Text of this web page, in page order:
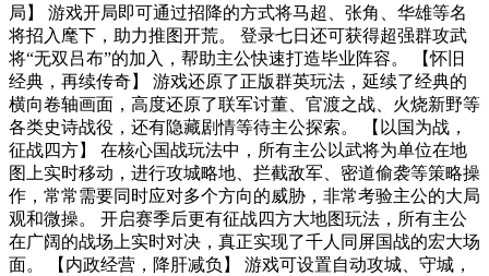
局】 游戏开局即可通过招降的方式将马超、张角、华雄等名
将招入麾下，助力推图开荒。 登录七日还可获得超强群攻武
将“无双吕布”的加入，帮助主公快速打造毕业阵容。 【怀旧
经典，再续传奇】 游戏还原了正版群英玩法，延续了经典的
横向卷轴画面，高度还原了联军讨董、官渡之战、火烧新野等
各类史诗战役，还有隐藏剧情等待主公探索。 【以国为战，
征战四方】 在核心国战玩法中，所有主公以武将为单位在地
图上实时移动，进行攻城略地、拦截敌军、密道偷袭等策略操
作，常常需要同时应对多个方向的威胁，非常考验主公的大局
观和微操。 开启赛季后更有征战四方大地图玩法，所有主公
在广阔的战场上实时对决，真正实现了千人同屏国战的宏大场
面。 【内政经营，降肝减负】 游戏可设置自动攻城、守城，